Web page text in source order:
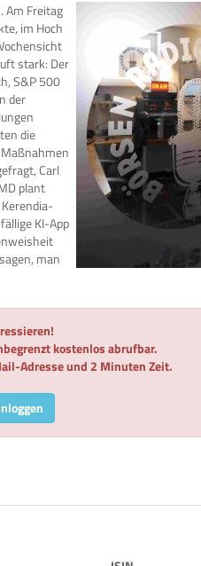
Am Freitag
im Hoch
stark: Der
S&P 500
der
die
Carl
plant
KI-App
man
kostenlos abrufbar.
Adresse und 2 Minuten Zeit.